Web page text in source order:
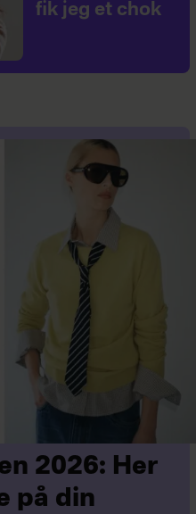
fik jeg et chok
2026: Her
på din